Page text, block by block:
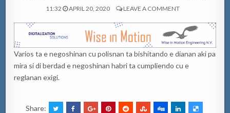
11:32 APRIL 20, 2020 LEAVE A COMMENT
Varios ta e negoshinan cu polisnan ta bishitando e dianan aki pa
mira si di berdad e negoshinan habri ta cumpliendo cu e
reglanan exigi.
Share: